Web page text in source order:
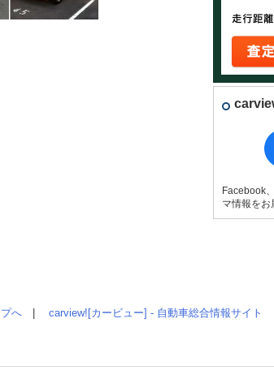
Facebook
マ情報をお
へ carview![カービュー] - 自動車総合情報サイト